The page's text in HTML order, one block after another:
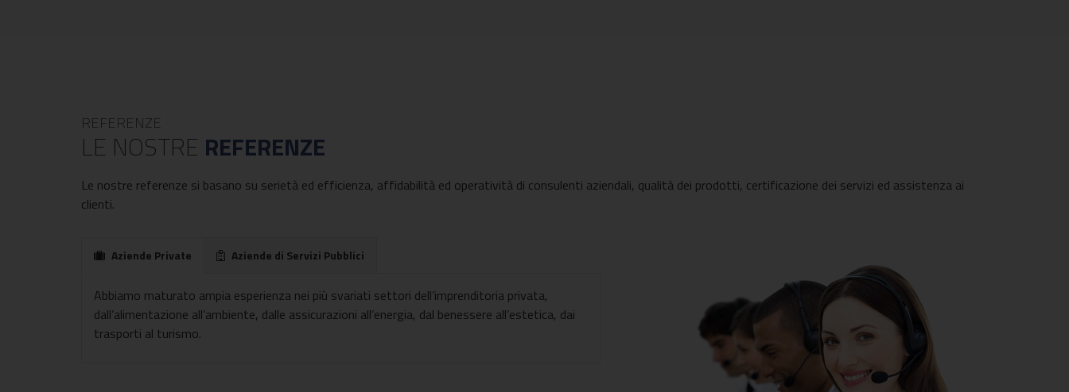
REFERENZE
LE NOSTRE REFERENZE
Le nostre referenze si basano su serietà ed efficienza, affidabilità ed operatività di consulenti aziendali, qualità dei prodotti, certificazione dei servizi ed assistenza ai
clienti.
Aziende Private Aziende di Servizi Pubblici
Abbiamo maturato ampia esperienza nei più svariati settori dell’imprenditoria privata,
dall’alimentazione all’ambiente, dalle assicurazioni all’energia, dal benessere all’estetica, dai
trasporti al turismo.